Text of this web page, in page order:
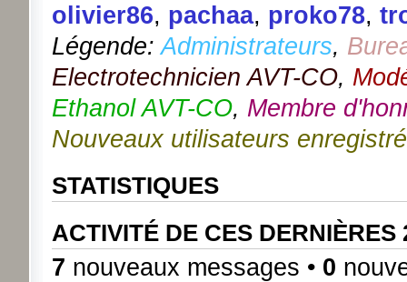
olivier86, pachaa, proko78,
Légende:Administrateurs,
Electrotechnicien AVT-CO,
Ethanol AVT-CO, Membre
Nouveaux utilisateurs
STATISTIQUES
ACTIVITÉ DE CES DERNIÈRES
7 nouveaux messages • 0